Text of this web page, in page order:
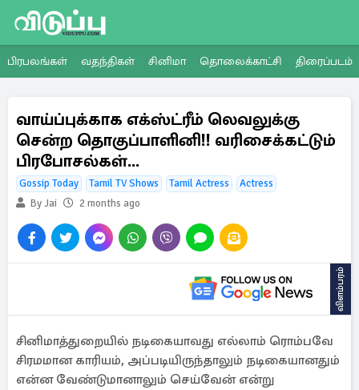
பிரபலங்கள் வதந்திகள் சினிமா தொலைக்காட்சி திரைப்படம்
வாய்ப்புக்காக எக்ஸ்ட்ரீம் லெவலுக்கு
சென்ற தொகுப்பாளினி!! வரிசைக்கட்டும்
பிரபோசல்கள்...
Gossip Today Tamil TV Shows Tamil Actress
Actress
By Jai
2 months ago
விளம்பரம்
சினிமாத்துறையில் நடிகையாவது எல்லாம் ரொம்பவே
சிரமமான காரியம், அப்படியிருந்தாலும் நடிகையானதும்
என்ன வேண்டுமானாலும் செய்வேன் என்று